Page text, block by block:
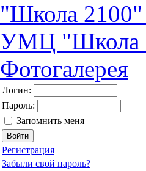
"Школа 2100"
УМЦ "Школа
Фотогалерея
Логин:
Пароль:
Запомнить меня
Регистрация
Забыли свой пароль?